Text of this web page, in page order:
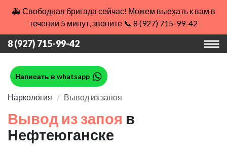
🚑 Свободная бригада сейчас! Можем выехать к вам в
течении 5 минут, звоните 📞 8 (927) 715-99-42
8 (927) 715-99-42
Написать в whatsapp
Наркология Вывод из запоя
Вывод из запоя в
Нефтеюганске